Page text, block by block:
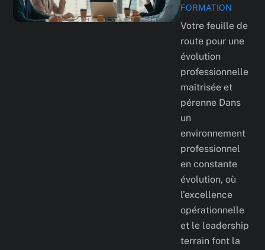
FORMATION
Votre feuille de
route pour une
évolution
professionnelle
maîtrisée et
pérenne Dans
un
environnement
professionnel
en constante
évolution, où
l’excellence
opérationnelle
et le leadership
terrain font la